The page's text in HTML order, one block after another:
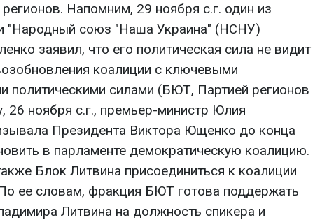
Напомним, 29 ноября с.г. один из
"Народный союз "Наша Украина" (НСНУ)
заявил, что его политическая сила не видит
коалиции с ключевыми
политическими силами (БЮТ, Партией регионов
26 ноября с.г., премьер-министр Юлия
Президента Виктора Ющенко до конца
в парламенте демократическую коалицию.
Блок Литвина присоединиться к коалиции
ее словам, фракция БЮТ готова поддержать
Литвина на должность спикера и